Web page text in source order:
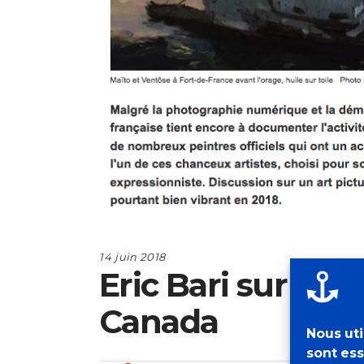
Nous
sont
14 juin 2018
Eric Bari sur les
Canada